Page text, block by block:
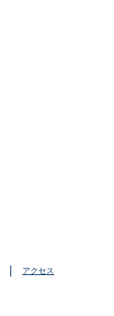
アクセス